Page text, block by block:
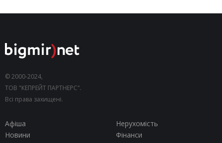
© 2000-2024,
ТОВ "КЕПРЕЙТ ПАРТНЕРС".
Всі права захищені.
Афіша
Нерухомість
Новини
Фінанси